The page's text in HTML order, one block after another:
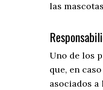
las
Uno de los
que, en
asociados a